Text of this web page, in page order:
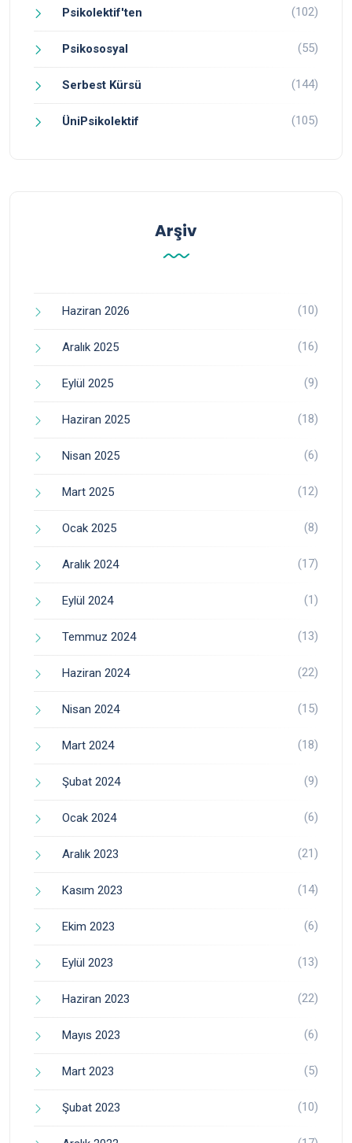
Psikolektif'ten (102)
Psikososyal (55)
Serbest Kürsü (144)
ÜniPsikolektif (105)
Arşiv
Haziran 2026 (10)
Aralık 2025 (16)
Eylül 2025 (9)
Haziran 2025 (18)
Nisan 2025 (6)
Mart 2025 (12)
Ocak 2025 (8)
Aralık 2024 (17)
Eylül 2024 (1)
Temmuz 2024 (13)
Haziran 2024 (22)
Nisan 2024 (15)
Mart 2024 (18)
Şubat 2024 (9)
Ocak 2024 (6)
Aralık 2023 (21)
Kasım 2023 (14)
Ekim 2023 (6)
Eylül 2023 (13)
Haziran 2023 (22)
Mayıs 2023 (6)
Mart 2023 (5)
Şubat 2023 (10)